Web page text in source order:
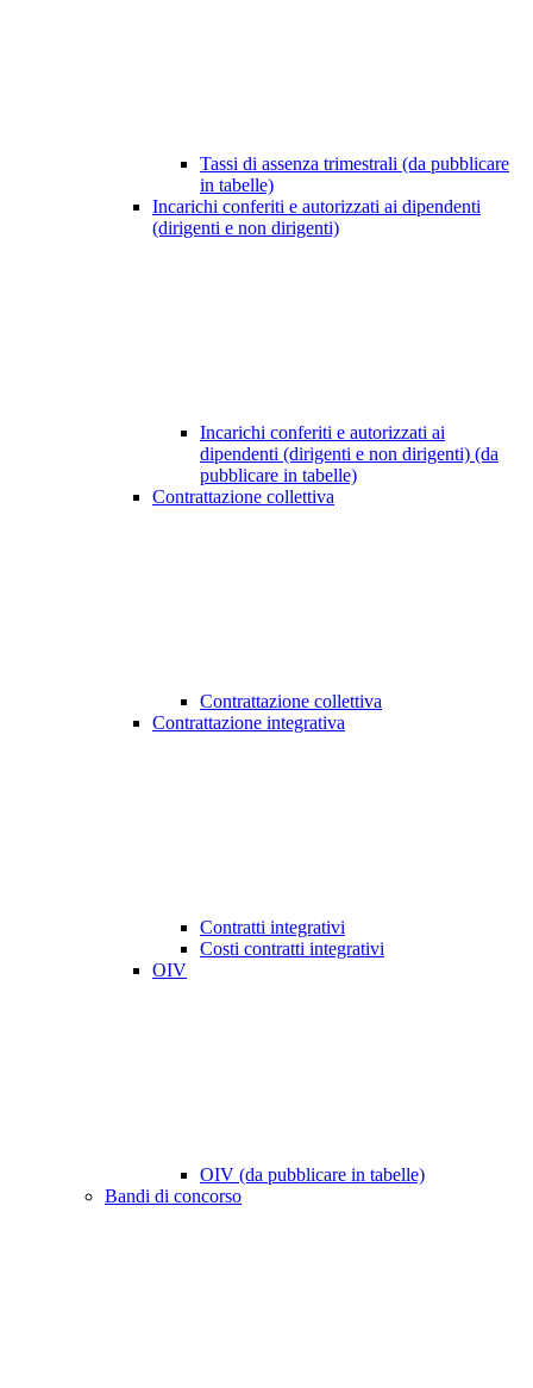
Tassi di assenza trimestrali (da pubblicare
in tabelle)
Incarichi conferiti e autorizzati ai dipendenti
(dirigenti e non dirigenti)
Incarichi conferiti e autorizzati ai
dipendenti (dirigenti e non dirigenti) (da
pubblicare in tabelle)
Contrattazione collettiva
Contrattazione collettiva
Contrattazione integrativa
Contratti integrativi
Costi contratti integrativi
OIV
OIV (da pubblicare in tabelle)
Bandi di concorso